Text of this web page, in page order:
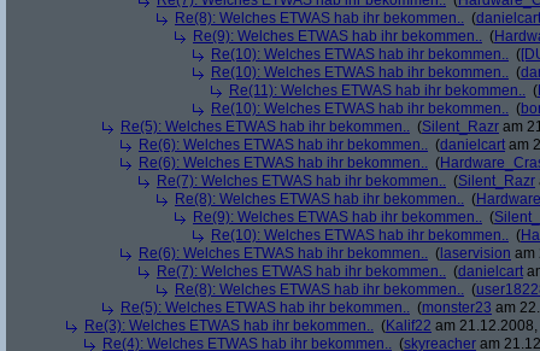
Re(8): Welches ETWAS hab ihr bekommen.. (danielcart
Re(9): Welches ETWAS hab ihr bekommen.. (
Re(10): Welches ETWAS hab ihr bekommen.. (
Re(10): Welches ETWAS hab ihr bekommen.. (
Re(11): Welches ETWAS hab ihr bekommen.. (
Re(10): Welches ETWAS hab ihr bekommen.. (
Re(5): Welches ETWAS hab ihr bekommen.. (Silent_Razr am
Re(6): Welches ETWAS hab ihr bekommen.. (danielcart am
Re(6): Welches ETWAS hab ihr bekommen.. (
Re(7): Welches ETWAS hab ihr bekommen.. (Silent_Razr
Re(8): Welches ETWAS hab ihr bekommen.. (
Re(9): Welches ETWAS hab ihr bekommen.. (
Re(10): Welches ETWAS hab ihr bekommen.. (
Re(6): Welches ETWAS hab ihr bekommen.. ( laservision am
Re(7): Welches ETWAS hab ihr bekommen.. (danielcart
Re(8): Welches ETWAS hab ihr bekommen.. (
Re(5): Welches ETWAS hab ihr bekommen.. (monster23 am
Re(3): Welches ETWAS hab ihr bekommen.. (Kalif22 am
Re(4): Welches ETWAS hab ihr bekommen.. (skyreacher am